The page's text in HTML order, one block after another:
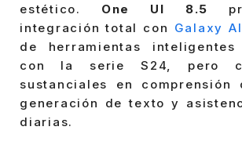
estético. One UI 8.5
integración total con Galaxy AI
de herramientas
con la serie S24, pero
sustanciales en comprensión
generación de texto y
diarias.